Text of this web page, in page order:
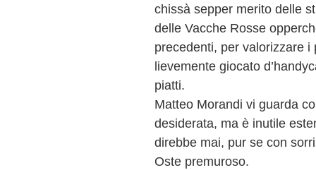
chissà sepper merito delle
delle Vacche Rosse
precedenti, per valorizzare
lievemente giocato
piatti.
Matteo Morandi vi guarda
desiderata, ma è inutile
direbbe mai, pur se con
Oste premuroso.